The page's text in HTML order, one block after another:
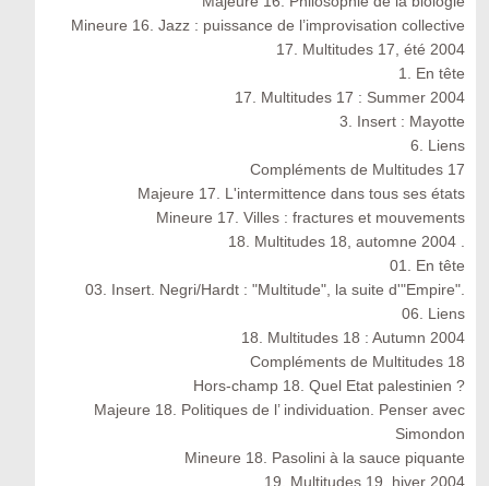
Mineure 16. Jazz : puissance de l’improvisation collective
17. Multitudes 17, été 2004
1. En tête
17. Multitudes 17 : Summer 2004
3. Insert : Mayotte
6. Liens
Compléments de Multitudes 17
Majeure 17. L'intermittence dans tous ses états
Mineure 17. Villes : fractures et mouvements
18. Multitudes 18, automne 2004 .
01. En tête
03. Insert. Negri/Hardt : "Multitude", la suite d'"Empire".
06. Liens
18. Multitudes 18 : Autumn 2004
Compléments de Multitudes 18
Hors-champ 18. Quel Etat palestinien ?
Majeure 18. Politiques de l’ individuation. Penser avec
Simondon
Mineure 18. Pasolini à la sauce piquante
19. Multitudes 19, hiver 2004